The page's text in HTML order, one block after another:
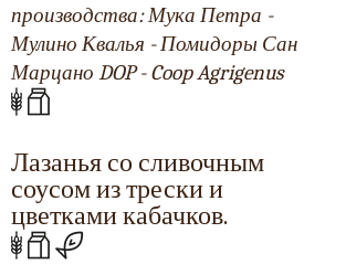
производства: Мука Петра -
Мулино Квалья - Помидоры Сан
Марцано DOP - Coop Agrigenus
Лазанья со сливочным
соусом из трески и
цветками кабачков.